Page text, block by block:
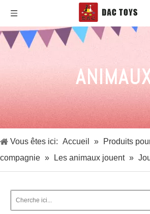
Vous êtes ici: Accueil »
Produits
compagnie » Les animaux jouent »